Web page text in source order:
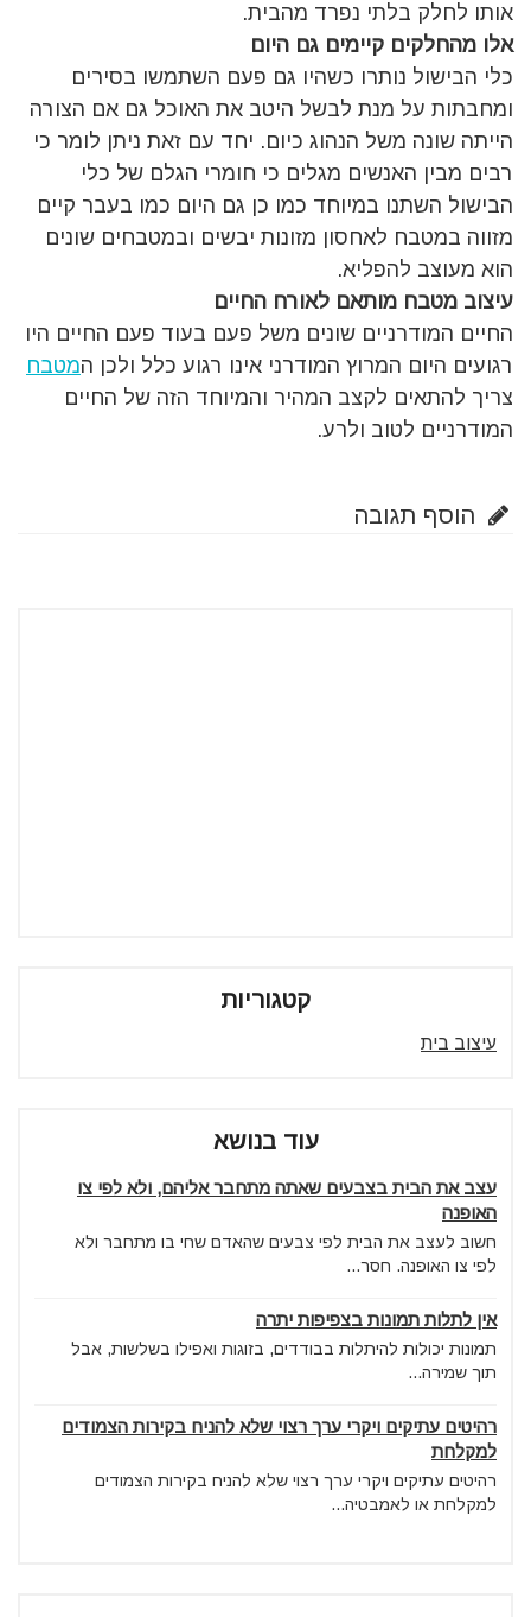
אותו לחלק בלתי נפרד מהבית.
אלו מהחלקים קיימים גם היום
כלי הבישול נותרו כשהיו גם פעם השתמשו בסירים
ומחבתות על מנת לבשל היטב את האוכל גם אם הצורה
הייתה שונה משל הנהוג כיום. יחד עם זאת ניתן לומר כי
רבים מבין האנשים מגלים כי חומרי הגלם של כלי
הבישול השתנו במיוחד כמו כן גם היום כמו בעבר קיים
מזווה במטבח לאחסון מזונות יבשים ובמטבחים שונים
הוא מעוצב להפליא.
עיצוב מטבח מותאם לאורח החיים
החיים המודרניים שונים משל פעם בעוד פעם החיים היו
רגועים היום המרוץ המודרני אינו רגוע כלל ולכן המטבח
צריך להתאים לקצב המהיר והמיוחד הזה של החיים
המודרניים לטוב ולרע.
הוסף תגובה
קטגוריות
עיצוב בית
עוד בנושא
עצב את הבית בצבעים שאתה מתחבר אליהם, ולא לפי צו
האופנה
חשוב לעצב את הבית לפי צבעים שהאדם שחי בו מתחבר ולא
לפי צו האופנה. חסר...
אין לתלות תמונות בצפיפות יתרה
תמונות יכולות להיתלות בבודדים, בזוגות ואפילו בשלשות, אבל
תוך שמירה...
רהיטים עתיקים ויקרי ערך רצוי שלא להניח בקירות הצמודים
למקלחת
רהיטים עתיקים ויקרי ערך רצוי שלא להניח בקירות הצמודים
למקלחת או לאמבטיה...